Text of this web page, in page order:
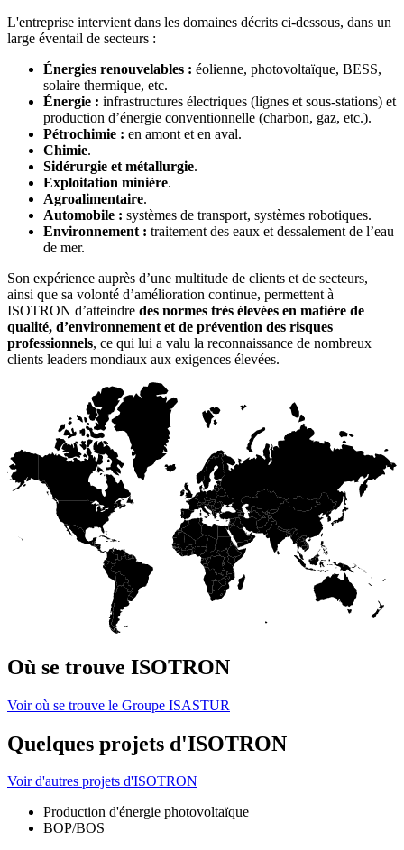
L'entreprise intervient dans les domaines décrits ci-dessous, dans un
large éventail de secteurs :
Énergies renouvelables : éolienne, photovoltaïque, BESS,
solaire thermique, etc.
Énergie : infrastructures électriques (lignes et sous-stations) et
production d’énergie conventionnelle (charbon, gaz, etc.).
Pétrochimie : en amont et en aval.
Chimie.
Sidérurgie et métallurgie.
Exploitation minière.
Agroalimentaire.
Automobile : systèmes de transport, systèmes robotiques.
Environnement : traitement des eaux et dessalement de l’eau
de mer.
Son expérience auprès d’une multitude de clients et de secteurs,
ainsi que sa volonté d’amélioration continue, permettent à
ISOTRON d’atteindre des normes très élevées en matière de
qualité, d’environnement et de prévention des risques
professionnels, ce qui lui a valu la reconnaissance de nombreux
clients leaders mondiaux aux exigences élevées.
Où se trouve ISOTRON
Voir où se trouve le Groupe ISASTUR
Quelques projets d'ISOTRON
Voir d'autres projets d'ISOTRON
Production d'énergie photovoltaïque
BOP/BOS